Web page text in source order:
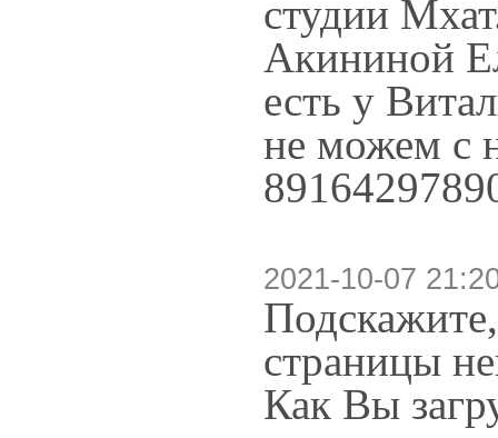
студии
Акининой
есть у
не можем с
2021-10-07
страницы
Как Вы